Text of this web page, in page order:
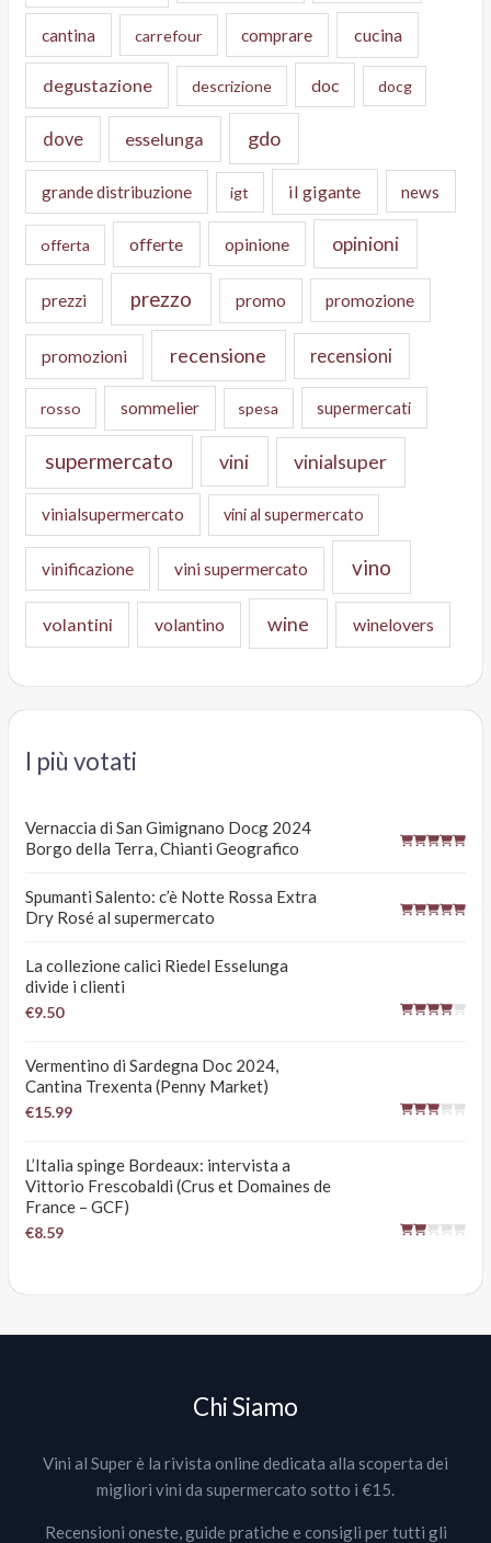
cantina carrefour comprare cucina
degustazione descrizione doc docg
dove esselunga gdo
grande distribuzione igt il gigante news
offerta offerte opinione opinioni
prezzi prezzo promo promozione
promozioni recensione recensioni
rosso sommelier spesa supermercati
supermercato vini vinialsuper
vinialsupermercato vini al supermercato
vinificazione vini supermercato vino
volantini volantino wine winelovers
I più votati
Vernaccia di San Gimignano Docg 2024
Borgo della Terra, Chianti Geografico
Spumanti Salento: c’è Notte Rossa Extra
Dry Rosé al supermercato
La collezione calici Riedel Esselunga
divide i clienti
€9.50
Vermentino di Sardegna Doc 2024,
Cantina Trexenta (Penny Market)
€15.99
L’Italia spinge Bordeaux: intervista a
Vittorio Frescobaldi (Crus et Domaines de
France – GCF)
€8.59
Chi Siamo
Vini al Super è la rivista online dedicata alla scoperta dei
migliori vini da supermercato sotto i €15.
Recensioni oneste, guide pratiche e consigli per tutti gli